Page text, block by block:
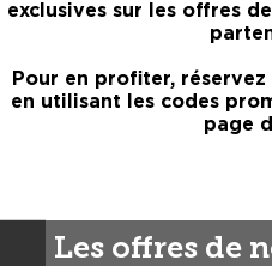
exclusives sur les offres
Pour en profiter,
en utilisant les codes
page
Les offres de